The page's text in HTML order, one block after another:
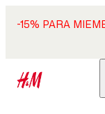
-15% PARA